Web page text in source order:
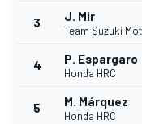
3 J. Mir
Team Suzuki
4 P. Espargaro
Honda HRC
5 M. Márquez
Honda HRC